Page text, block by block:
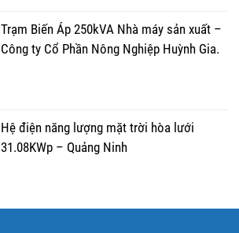
Trạm Biến Áp 250kVA Nhà máy sản xuất –
Công ty Cổ Phần Nông Nghiệp Huỳnh Gia.
Hệ điện năng lượng mặt trời hòa lưới
31.08KWp – Quảng Ninh